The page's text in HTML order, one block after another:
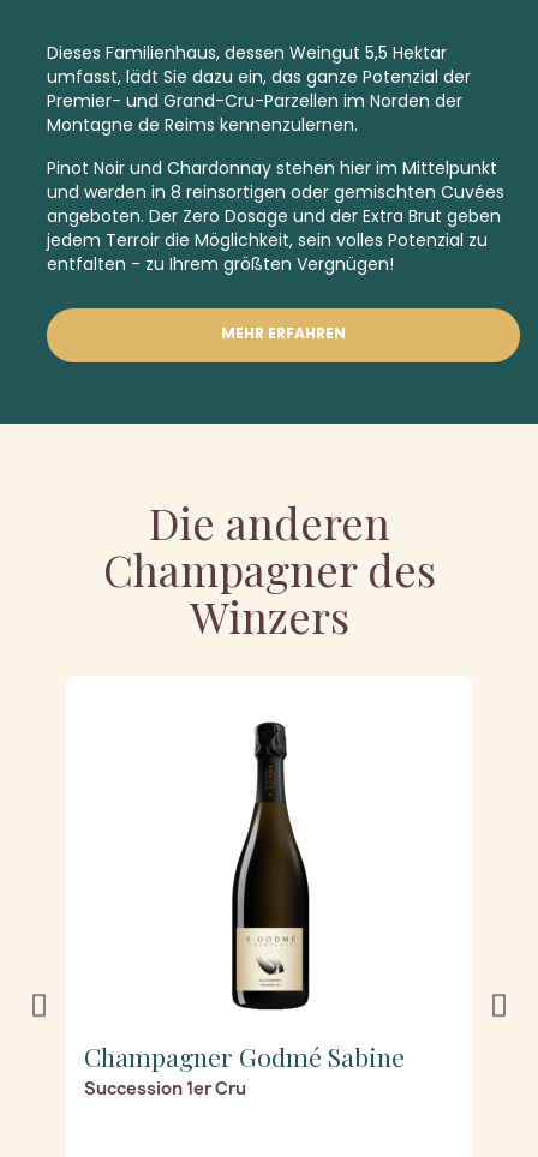
Dieses Familienhaus, dessen Weingut 5,5 Hektar
umfasst, lädt Sie dazu ein, das ganze Potenzial der
Premier- und Grand-Cru-Parzellen im Norden der
Montagne de Reims kennenzulernen.
Pinot Noir und Chardonnay stehen hier im Mittelpunkt
und werden in 8 reinsortigen oder gemischten Cuvées
angeboten. Der Zero Dosage und der Extra Brut geben
jedem Terroir die Möglichkeit, sein volles Potenzial zu
entfalten - zu Ihrem größten Vergnügen!
MEHR ERFAHREN
Die anderen
Champagner des
Winzers
Champagner Godmé Sabine
Succession 1er Cru